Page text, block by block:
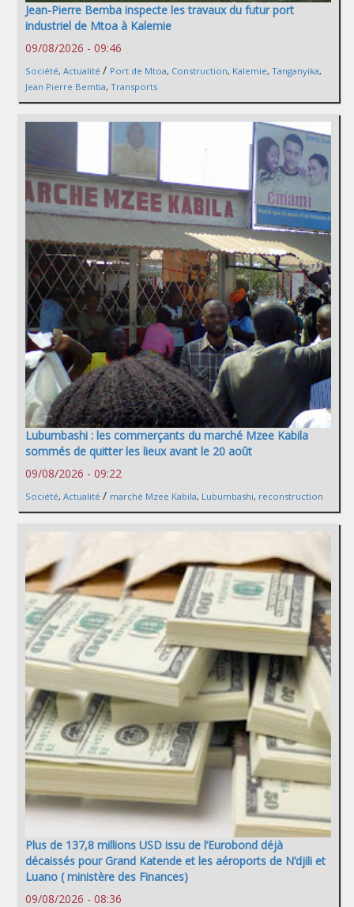
Jean-Pierre Bemba inspecte les travaux du futur port
industriel de Mtoa à Kalemie
09/08/2026 - 09:46
Société, Actualité / Port de Mtoa, Construction, Kalemie, Tanganyika,
Jean Pierre Bemba, Transports
Lubumbashi : les commerçants du marché Mzee Kabila
sommés de quitter les lieux avant le 20 août
09/08/2026 - 09:22
Société, Actualité / marché Mzee Kabila, Lubumbashi, reconstruction
Plus de 137,8 millions USD issu de l’Eurobond déjà
décaissés pour Grand Katende et les aéroports de N’djili et
Luano ( ministère des Finances)
09/08/2026 - 08:36